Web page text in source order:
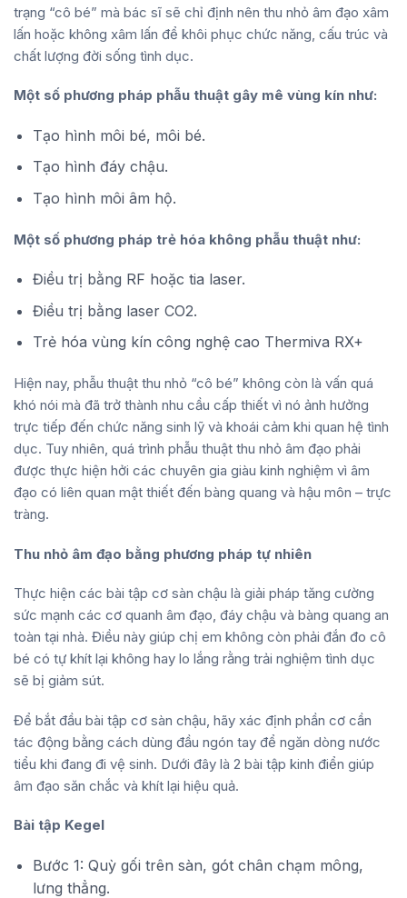
trạng “cô bé” mà bác sĩ sẽ chỉ định nên thu nhỏ âm đạo xâm
lấn hoặc không xâm lấn để khôi phục chức năng, cấu trúc và
chất lượng đời sống tình dục.
Một số phương pháp phẫu thuật gây mê vùng kín như:
Tạo hình môi bé, môi bé.
Tạo hình đáy chậu.
Tạo hình môi âm hộ.
Một số phương pháp trẻ hóa không phẫu thuật như:
Điều trị bằng RF hoặc tia laser.
Điều trị bằng laser CO2.
Trẻ hóa vùng kín công nghệ cao Thermiva RX+
Hiện nay, phẫu thuật thu nhỏ “cô bé” không còn là vấn quá
khó nói mà đã trở thành nhu cầu cấp thiết vì nó ảnh hưởng
trực tiếp đến chức năng sinh lỹ và khoái cảm khi quan hệ tình
dục. Tuy nhiên, quá trình phẫu thuật thu nhỏ âm đạo phải
được thực hiện hởi các chuyên gia giàu kinh nghiệm vì âm
đạo có liên quan mật thiết đến bàng quang và hậu môn – trực
tràng.
Thu nhỏ âm đạo bằng phương pháp tự nhiên
Thực hiện các bài tập cơ sàn chậu là giải pháp tăng cường
sức mạnh các cơ quanh âm đạo, đáy chậu và bàng quang an
toàn tại nhà. Điều này giúp chị em không còn phải đắn đo cô
bé có tự khít lại không hay lo lắng rằng trải nghiệm tình dục
sẽ bị giảm sút.
Để bắt đầu bài tập cơ sàn chậu, hãy xác định phần cơ cần
tác động bằng cách dùng đầu ngón tay để ngăn dòng nước
tiểu khi đang đi vệ sinh. Dưới đây là 2 bài tập kinh điển giúp
âm đạo săn chắc và khít lại hiệu quả.
Bài tập Kegel
Bước 1: Quỳ gối trên sàn, gót chân chạm mông,
lưng thẳng.